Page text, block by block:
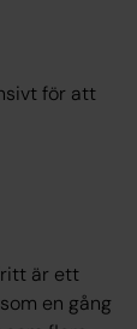
för att
är ett
en gång